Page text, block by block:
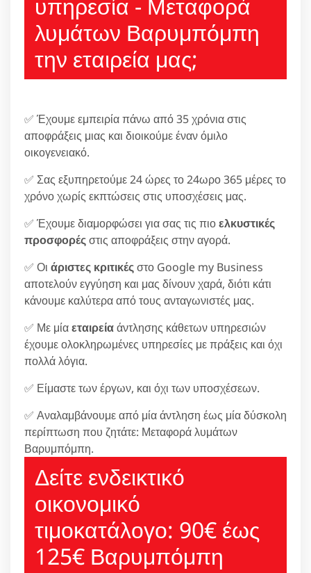
λυμάτων Βαρυμπόμπη
την εταιρεία μας;
✅ Έχουμε εμπειρία πάνω από 35 χρόνια στις
αποφράξεις μιας και διοικούμε έναν όμιλο
οικογενειακό.
✅ Σας εξυπηρετούμε 24 ώρες το 24ωρο 365 μέρες το
χρόνο χωρίς εκπτώσεις στις υποσχέσεις μας.
✅ Έχουμε διαμορφώσει για σας τις πιοελκυστικές
προσφορέςστις αποφράξεις στην αγορά.
✅ Οι άριστες κριτικέςστο Google my Business
αποτελούν εγγύηση και μας δίνουν χαρά, διότι κάτι
κάνουμε καλύτερα από τους ανταγωνιστές μας.
✅ Με μίαεταιρείαάντλησης κάθετων υπηρεσιών
έχουμε ολοκληρωμένες υπηρεσίες με πράξεις και όχι
πολλά λόγια.
✅ Είμαστε των έργων, και όχι των υποσχέσεων.
✅ Αναλαμβάνουμε από μία άντληση έως μία δύσκολη
περίπτωση που ζητάτε: Μεταφορά λυμάτων
Βαρυμπόμπη.
Δείτε ενδεικτικό
οικονομικό
τιμοκατάλογο: 90€ έως
125€ Βαρυμπόμπη